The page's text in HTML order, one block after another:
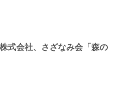
式会社、さざなみ会「森の